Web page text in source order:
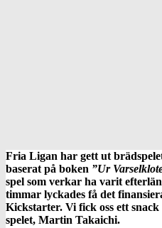
Fria Ligan har gett ut
baserat på boken ”Ur
spel som verkar ha varit
timmar lyckades få det
Kickstarter. Vi fick oss ett
spelet, Martin Takaichi.